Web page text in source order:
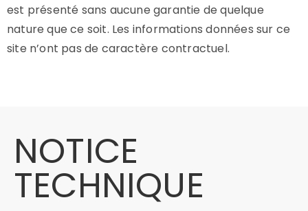
est présenté sans aucune garantie de quelque
nature que ce soit. Les informations données sur ce
site n’ont pas de caractère contractuel.
NOTICE
TECHNIQUE